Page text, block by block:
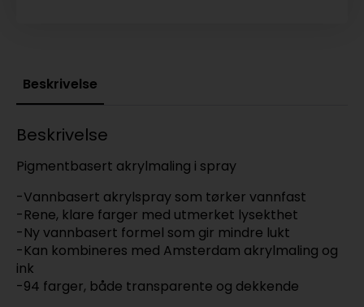
Beskrivelse
Beskrivelse
Pigmentbasert akrylmaling i spray
-Vannbasert akrylspray som tørker vannfast
-Rene, klare farger med utmerket lysekthet
-Ny vannbasert formel som gir mindre lukt
-Kan kombineres med Amsterdam akrylmaling og
ink
-94 farger, både transparente og dekkende